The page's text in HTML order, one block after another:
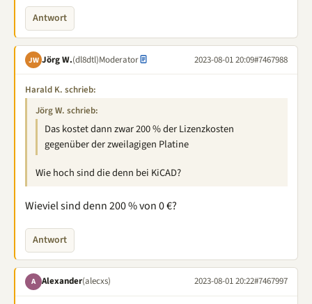
Antwort
JW Jörg W.(dl8dtl)Moderator 2023-08-01 20:09#7467988
Harald K. schrieb:
Jörg W. schrieb:
Das kostet dann zwar 200 % der Lizenzkosten
gegenüber der zweilagigen Platine
Wie hoch sind die denn bei KiCAD?
Wieviel sind denn 200 % von 0 €?
Antwort
A Alexander(alecxs) 2023-08-01 20:22#7467997